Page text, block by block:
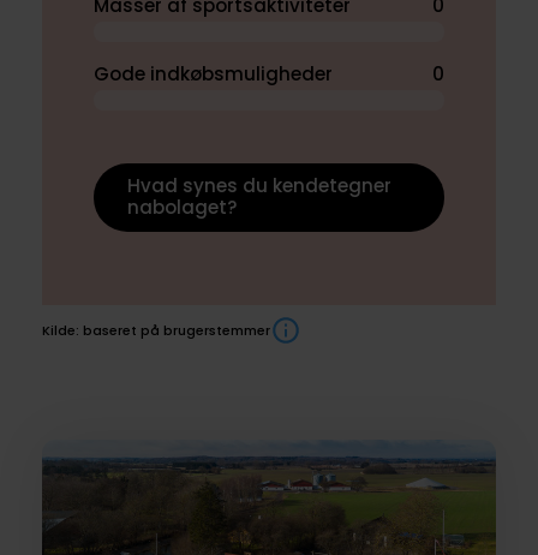
Masser af sportsaktiviteter 0
Gode indkøbsmuligheder 0
Hvad synes du kendetegner
nabolaget?
Kilde: baseret på brugerstemmer
Boliger
salg